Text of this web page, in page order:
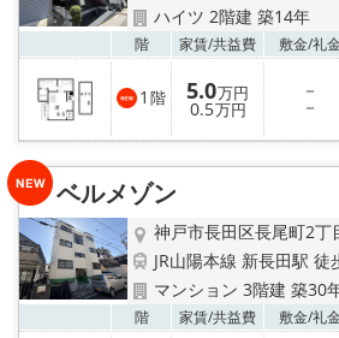
ハイツ 2階建 築14年
階 家賃/共益費 敷金/礼
1 階 5.0万円
0.5万円
－
－
ベルメゾン
神戸市長田区長尾町2丁
JR山陽本線 新長田駅 徒
マンション 3階建 築30
階 家賃/共益費 敷金/礼